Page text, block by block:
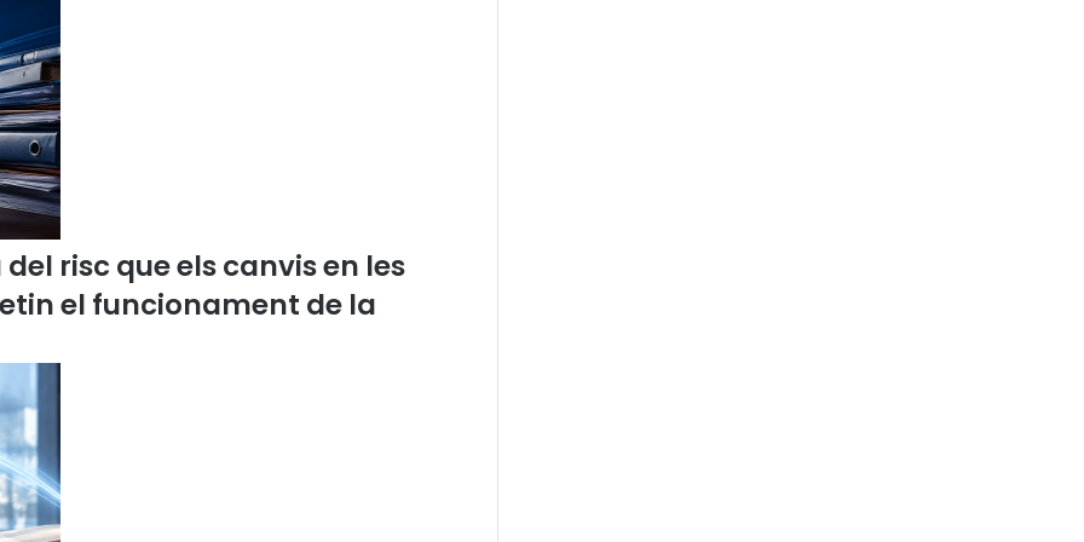
L
'
a
c
c
é
s
d
l
s
t
s
i
risc que els canvis en les
el funcionament de la